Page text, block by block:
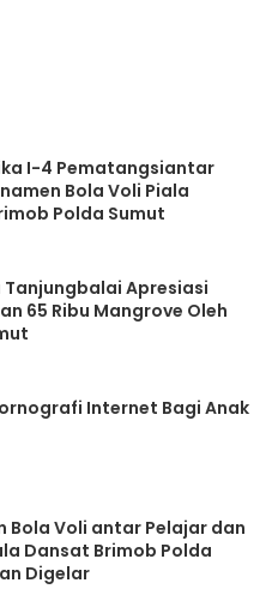
I-4 Pematangsiantar
Bola Voli Piala
Polda Sumut
Tanjungbalai Apresiasi
65 Ribu Mangrove Oleh
Internet Bagi Anak
Bola Voli antar Pelajar dan
Dansat Brimob Polda
Digelar